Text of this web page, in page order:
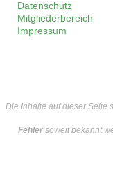
Datenschutz
Mitgliederbereich
Impressum
Die Inhalte auf dieser Seite
Fehler soweit bekannt